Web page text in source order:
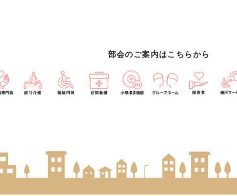
部会のご案内はこちらから